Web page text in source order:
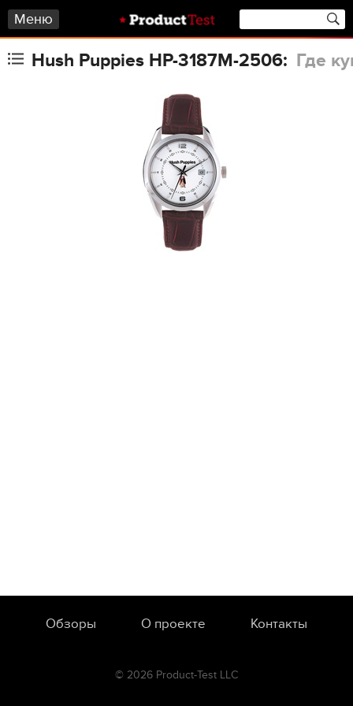
Меню
Hush Puppies HP-3187M-2506: Где
Обзоры О проекте Контакты
© 2026 Product-Test LLC